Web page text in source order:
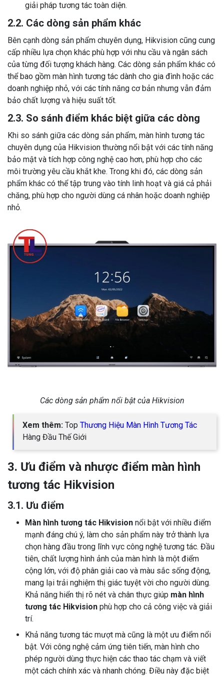
giải pháp tương tác toàn diện.
2.2. Các dòng sản phẩm khác
Bên cạnh dòng sản phẩm chuyên dụng, Hikvision cũng cung
cấp nhiều lựa chọn khác phù hợp với nhu cầu và ngân sách
của từng đối tượng khách hàng. Các dòng sản phẩm khác có
thể bao gồm màn hình tương tác dành cho gia đình hoặc các
doanh nghiệp nhỏ, với các tính năng cơ bản nhưng vẫn đảm
bảo chất lượng và hiệu suất tốt.
2.3. So sánh điểm khác biệt giữa các dòng
Khi so sánh giữa các dòng sản phẩm, màn hình tương tác
chuyên dụng của Hikvision thường nổi bật với các tính năng
bảo mật và tích hợp công nghệ cao hơn, phù hợp cho các
môi trường yêu cầu khắt khe. Trong khi đó, các dòng sản
phẩm khác có thể tập trung vào tính linh hoạt và giá cả phải
chăng, phù hợp cho người dùng cá nhân hoặc doanh nghiệp
nhỏ.
Các dòng sản phẩm nổi bật của Hikvision
Xem thêm: Top Thương Hiệu Màn Hình Tương Tác
Hàng Đầu Thế Giới
3. Ưu điểm và nhược điểm màn hình
tương tác Hikvision
3.1. Ưu điểm
Màn hình tương tác Hikvision nổi bật với nhiều điểm
mạnh đáng chú ý, làm cho sản phẩm này trở thành lựa
chọn hàng đầu trong lĩnh vực công nghệ tương tác. Đầu
tiên, chất lượng hình ảnh của màn hình là một điểm
cộng lớn, với độ phân giải cao và màu sắc sống động,
mang lại trải nghiệm thị giác tuyệt vời cho người dùng.
Khả năng hiển thị rõ nét và chân thực giúp màn hình
tương tác Hikvision phù hợp cho cả công việc và giải
trí.
Khả năng tương tác mượt mà cũng là một ưu điểm nổi
bật. Với công nghệ cảm ứng tiên tiến, màn hình cho
phép người dùng thực hiện các thao tác chạm và viết
một cách chính xác và nhanh chóng. Điều này đặc biệt